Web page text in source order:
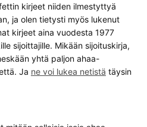
kirjeet niiden ilmestyttyä
ja olen tietysti myös lukenut
kirjeet aina vuodesta 1977
sijoittajille. Mikään sijoituskirja,
yhtä paljon ahaa-
Ja ne voi lukea netistä täysin